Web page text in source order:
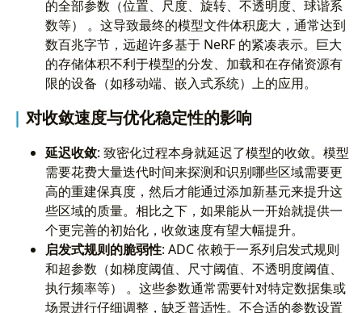
的全部参数（位置、尺度、旋转、不透明度、球谐系
数等） 。这导致最终的模型文件体积庞大，通常达到
数百兆字节，远超许多基于 NeRF 的紧凑表示。巨大
的存储体积不利于模型的分发、加载和在存储资源有
限的设备（如移动端、嵌入式系统）上的应用。
对收敛速度与优化稳定性的影响
延迟收敛: 致密化过程本身就延迟了模型的收敛。模型
需要花费大量迭代时间来探测和识别哪些区域需要更
高的重建保真度，然后才能通过添加新基元来提升这
些区域的质量。相比之下，如果能从一开始就提供一
个更完善的初始化，收敛速度有望大幅提升。
启发式规则的脆弱性: ADC 依赖于一系列启发式规则
和超参数（如梯度阈值、尺寸阈值、不透明度阈值、
执行频率等） 。这些参数通常需要针对特定数据集或
场景进行仔细调整，缺乏普适性。不合适的参数设置